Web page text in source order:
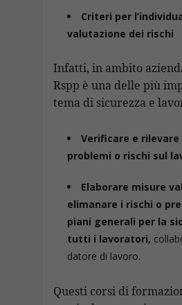
Criteri per
valutazione dei rischi
Infatti, in ambito
Rspp è una delle più
tema di sicurezza e
Verificare e
problemi o rischi sul
Elaborare misure
elimanare i rischi o
piani generali per la
tutti i lavoratori,
datore di lavoro.
Questi corsi di